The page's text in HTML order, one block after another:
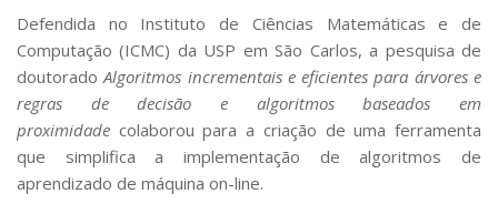
Agenda de Eventos
Defendida no Instituto de Ciências Matemáticas e de
Computação (ICMC) da USP em São Carlos, a pesquisa de
doutoradoAlgoritmos incrementais e eficientes para árvores e
regras de decisão e algoritmos baseados em
proximidade colaborou para a criação de uma ferramenta
que simplifica a implementação de algoritmos de
aprendizado de máquina on-line.